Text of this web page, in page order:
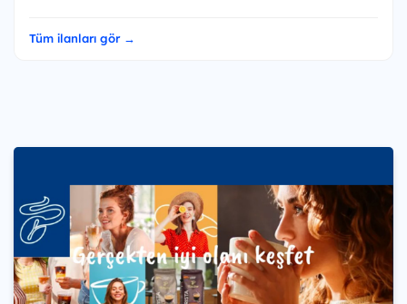
Tüm ilanları gör →